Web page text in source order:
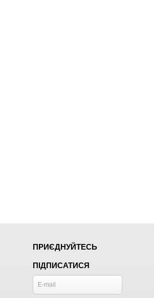
ПРИЄДНУЙТЕСЬ
ПІДПИСАТИСЯ